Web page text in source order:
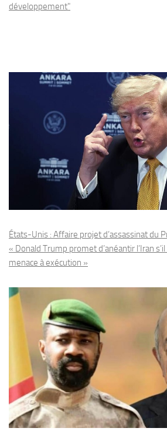
développement"
États-Unis : Affaire projet d’assassinat du
« Donald Trump promet d’anéantir l’Iran
menace à exécution »